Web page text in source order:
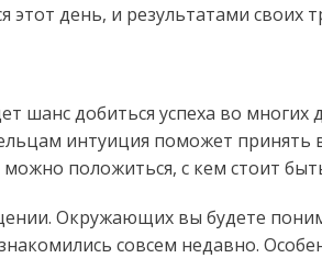
этот день, и результатами своих
шанс добиться успеха во
интуиция поможет принять
положиться, с кем стоит
Окружающих вы будете
совсем недавно.